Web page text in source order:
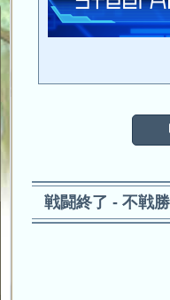
戦闘終了 - 不戦